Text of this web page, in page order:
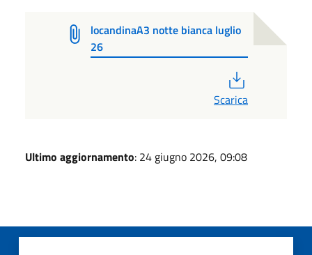
locandinaA3 notte bianca luglio
26
Scarica
Ultimo aggiornamento: 24 giugno 2026, 09:08